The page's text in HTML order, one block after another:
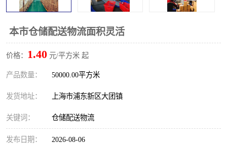
本市仓储配送物流面积灵活
价格： 1.40 元/平方米 起
产品数量： 50000.00平方米
发货地址： 上海市浦东新区大团镇
关键词： 仓储配送物流
发布日期： 2026-08-06